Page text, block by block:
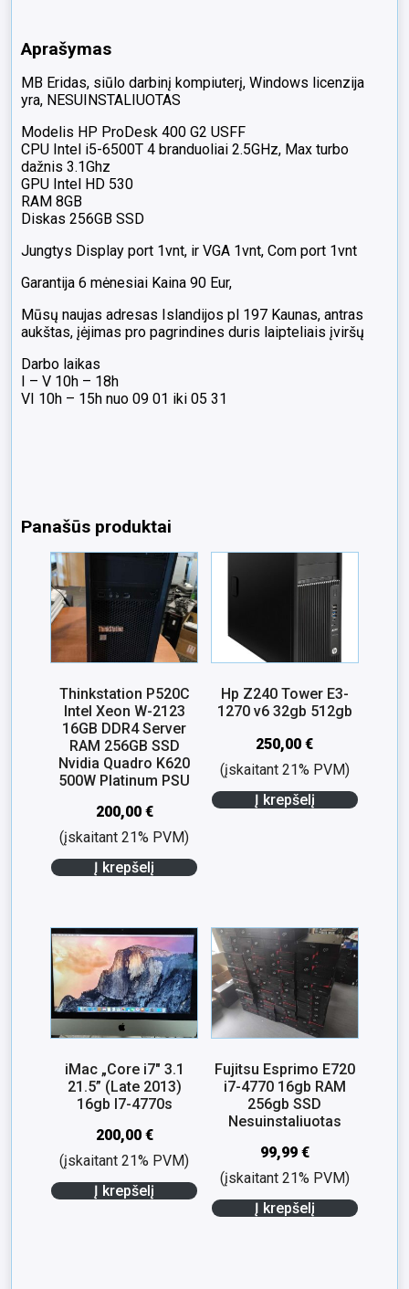
1vnt,
VGA
1vnt,
port
1vnt
Aprašymas
MB Eridas, siūlo darbinį kompiuterį, Windows licenzija
yra, NESUINSTALIUOTAS
Modelis HP ProDesk 400 G2 USFF
CPU Intel i5-6500T 4 branduoliai 2.5GHz, Max turbo
dažnis 3.1Ghz
GPU Intel HD 530
RAM 8GB
Diskas 256GB SSD
Jungtys Display port 1vnt, ir VGA 1vnt, Com port 1vnt
Garantija 6 mėnesiai Kaina 90 Eur,
Mūsų naujas adresas Islandijos pl 197 Kaunas, antras
aukštas, įėjimas pro pagrindines duris laipteliais įviršų
Darbo laikas
I – V 10h – 18h
VI 10h – 15h nuo 09 01 iki 05 31
Panašūs produktai
Thinkstation P520C
Intel Xeon W-2123
16GB DDR4 Server
RAM 256GB SSD
Nvidia Quadro K620
500W Platinum PSU
200,00 €
(įskaitant 21% PVM)
Į krepšelį
Hp Z240 Tower E3-
1270 v6 32gb 512gb
250,00€
(įskaitant 21% PVM)
Į krepšelį
iMac „Core i7″ 3.1
21.5” (Late 2013)
16gb I7-4770s
200,00 €
(įskaitant 21% PVM)
Į krepšelį
Fujitsu Esprimo E720
i7-4770 16gb RAM
256gb SSD
Nesuinstaliuotas
99,99 €
(įskaitant 21% PVM)
Į krepšelį